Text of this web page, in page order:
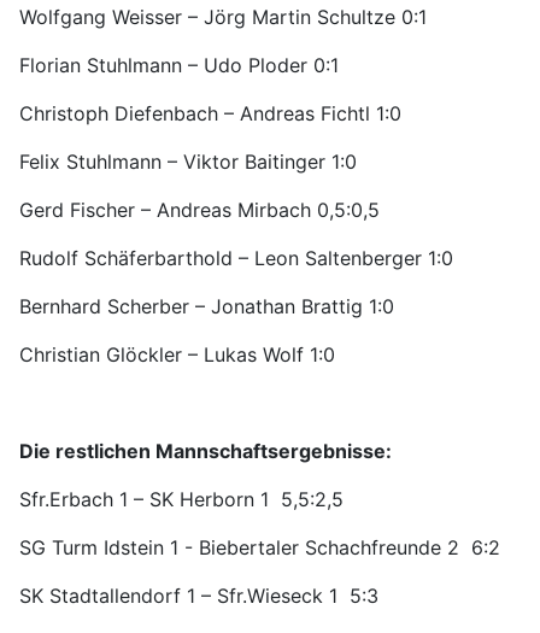
Wolfgang Weisser – Jörg Martin Schultze 0:1
Florian Stuhlmann – Udo Ploder 0:1
Christoph Diefenbach – Andreas Fichtl 1:0
Felix Stuhlmann – Viktor Baitinger 1:0
Gerd Fischer – Andreas Mirbach 0,5:0,5
Rudolf Schäferbarthold – Leon Saltenberger 1:0
Bernhard Scherber – Jonathan Brattig 1:0
Christian Glöckler – Lukas Wolf 1:0
Die restlichen Mannschaftsergebnisse:
Sfr.Erbach 1 – SK Herborn 1 5,5:2,5
SG Turm Idstein 1 - Biebertaler Schachfreunde 2 6:2
SK Stadtallendorf 1 – Sfr.Wieseck 1 5:3